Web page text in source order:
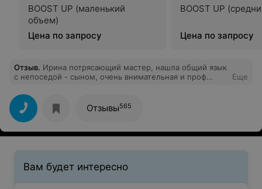
BOOST UP (маленький
объем)
Цена по запросу
BOOST UP
Цена по запросу
Отзыв. Ирина потрясающий мастер, нашла общий язык
с непоседой - сыном, очень внимательная и проф
милая. Сервис отличный. Спасибо за работу
Еще
Отзывы565
Вам будет интересно